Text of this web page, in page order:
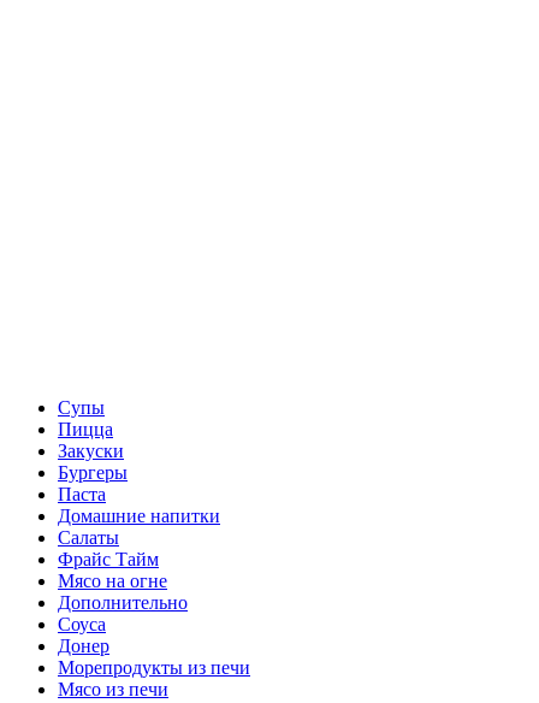
Супы
Пицца
Закуски
Бургеры
Паста
Домашние напитки
Салаты
Фрайс Тайм
Мясо на огне
Дополнительно
Соуса
Донер
Морепродукты из печи
Мясо из печи